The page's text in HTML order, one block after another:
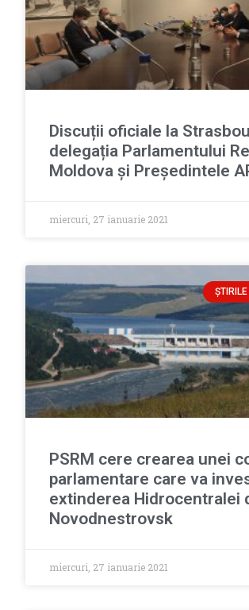
Discuții oficiale la
delegația Parlamentului
Moldova și Președintele
miercuri, 27 ianuarie 2021
PSRM cere crearea unei
parlamentare care va
extinderea Hidrocentralei
Novodnestrovsk
miercuri, 27 ianuarie 2021